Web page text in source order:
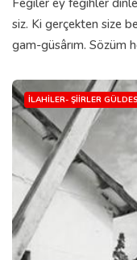
siz. Ki gerçekten size
gam-güsârım. Sözüm
İLAHILER- ŞIIRLER